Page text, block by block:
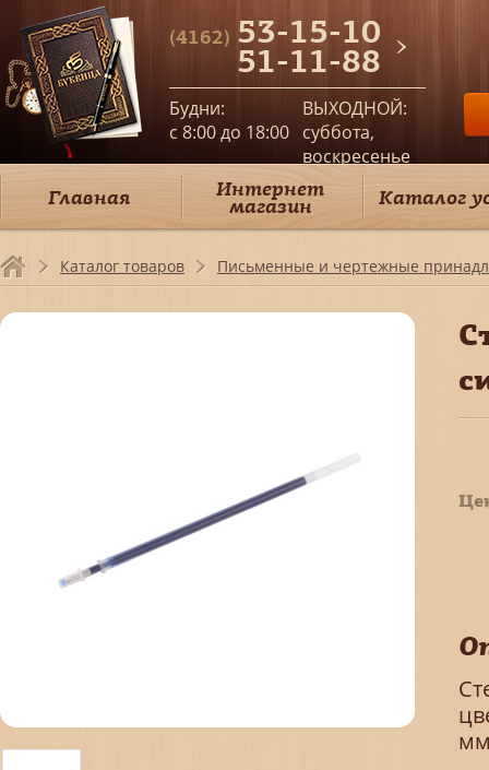
(4162) 53-15-10
51-11-88
Будни:
c 8:00 до 18:00
ВЫХОДНОЙ:
суббота,
воскресенье
Главная Интернет
магазин Каталог
Каталог товаров Письменные и чертежные